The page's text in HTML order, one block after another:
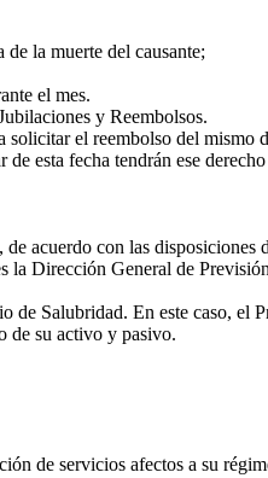
la muerte del causante;
el mes.
y Reembolsos.
el reembolso del mismo
esta fecha tendrán ese derecho
acuerdo con las disposiciones
la Dirección General de
Salubridad. En este caso, el
de su activo y pasivo.
de servicios afectos a su